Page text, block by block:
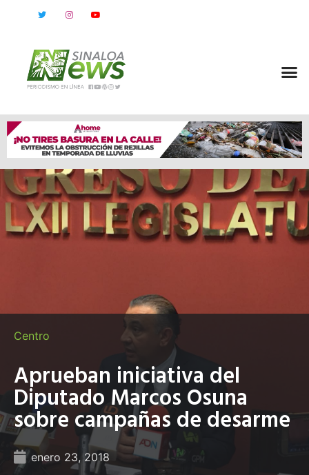
Centro
Aprueban iniciativa del
Diputado Marcos Osuna
sobre campañas de desarme
enero 23, 2018